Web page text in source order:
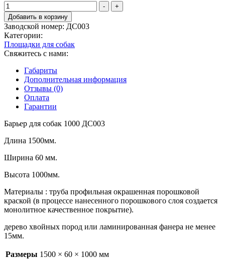
Количество
товара
Барьер
для
собак
1000
ДС003
-
+
Добавить в корзину
Заводской номер: ДС003
Категории:
Площадки для собак
Свяжитесь с нами:
Габариты
Дополнительная информация
Отзывы (0)
Оплата
Гарантии
Барьер для собак 1000 ДС003
Длина 1500мм.
Ширина 60 мм.
Высота 1000мм.
Материалы : труба профильная окрашенная порошковой
краской (в процессе нанесенного порошкового слоя создается
монолитное качественное покрытие).
дерево хвойных пород или ламинированная фанера не менее
15мм.
Размеры 1500 × 60 × 1000 мм